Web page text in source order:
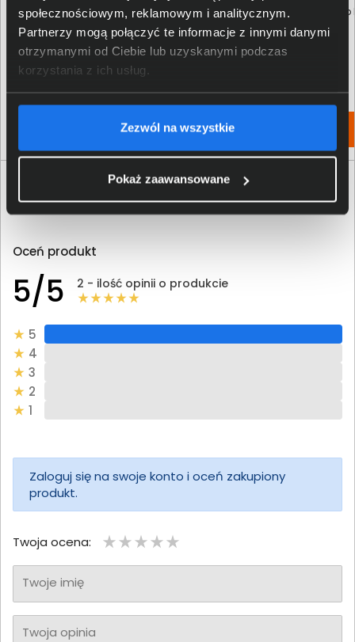
społecznościowym, reklamowym i analitycznym.
Partnerzy mogą połączyć te informacje z innymi danymi
otrzymanymi od Ciebie lub uzyskanymi podczas
korzystania z ich usług.
Zezwól na wszystkie
Pokaż zaawansowane
Podkładka pod mysz LogiLink
ID0027P różowa
49,00 zł
netto: 39,84 zł
Włóż do torby
Torba na laptopa Dell EcoLoop
Slim Briefcase 15 460-BDQQ
netto: 121,95 zł
Opinie o produkcie Logitech M330 Silent Plus
910-004909
Oceń produkt
5/5 2 - ilość opinii o produkcie
5
4
3
2
1
Zaloguj się na swoje konto i oceń zakupiony
produkt.
Twoja ocena:
Twoje imię
Twoja opinia